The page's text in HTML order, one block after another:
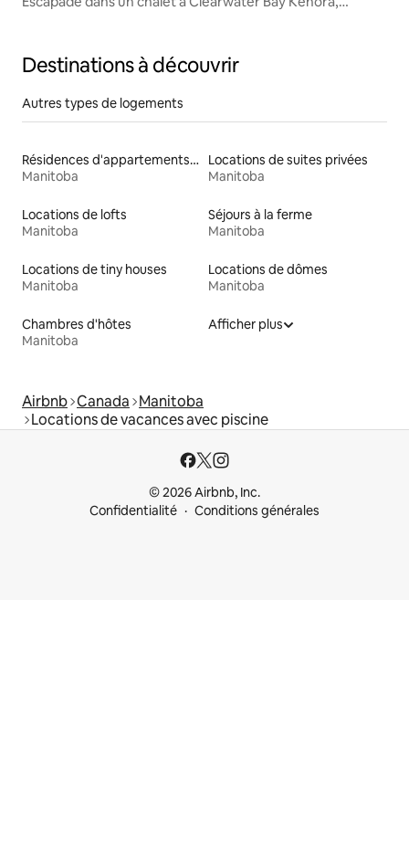
Destinations à découvrir
Autres types de logements
Résidences d'appartements en location
Manitoba
Locations de suites privées
Manitoba
Locations de lofts
Manitoba
Séjours à la ferme
Manitoba
Locations de tiny houses
Manitoba
Locations de dômes
Manitoba
Chambres d'hôtes
Manitoba
Afficher plus
Airbnb Canada Manitoba
Locations de vacances avec piscine
© 2026 Airbnb, Inc.
Confidentialité
Conditions générales